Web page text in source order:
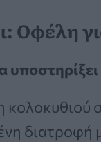
Οφέλη
διατροφή